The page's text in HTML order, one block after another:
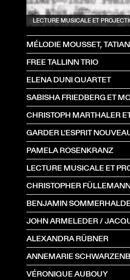
LECTURE MUSICALE ET
MÉLODIE MOUSSET,
FREE TALLINN TRIO
ELENA DUNI QUARTET
SABISHA FRIEDBERG ET
CHRISTOPH MARTHALER
GARDER L'ESPRIT
PAMELA ROSENKRANZ
CHRISTOPHER
BENJAMIN
JOHN ARMELEDER /
ALEXANDRA RÜBNER
ANNEMARIE
VÉRONIQUE AUBOUY